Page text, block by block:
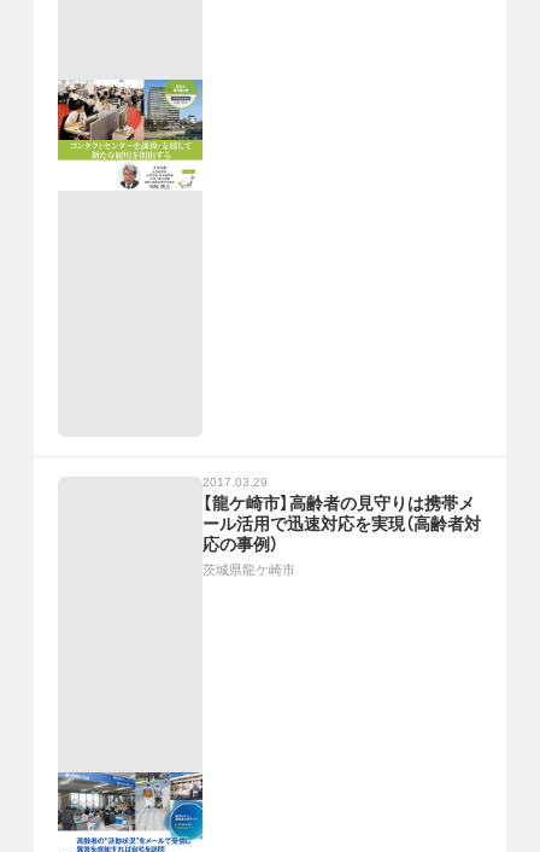
2017.03.29
【龍ケ崎市】高齢者の見守りは携帯メ
ール活用で迅速対応を実現（高齢者対
応の事例）
茨城県龍ケ崎市